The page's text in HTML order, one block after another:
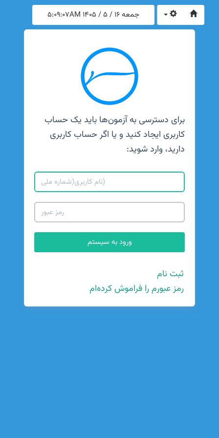
جمعه 16 / 5 / 1405 5:09:07AM
برای دسترسی به آزمون‌ها باید یک حساب
کاربری ایجاد کنید و یا اگر حساب کاربری
دارید، وارد شوید:
ثبت نام
رمز عبورم را فراموش کرده‌ام